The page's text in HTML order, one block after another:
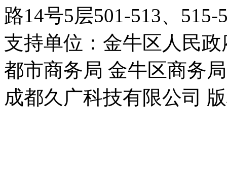
路14号5层501-513、515-
支持单位：金牛区人民
都市商务局 金牛区商务局
成都久广科技有限公司